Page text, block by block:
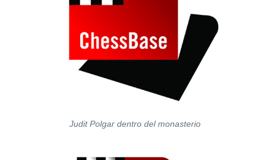
Judit Polgar dentro del monasterio